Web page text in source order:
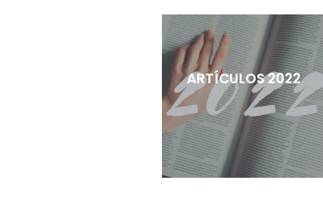
ARTÍCULOS 2022